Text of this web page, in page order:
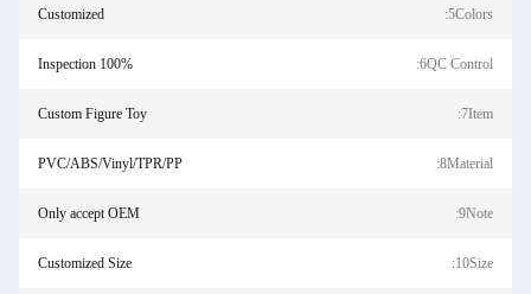
5Colors:
Customized
6QC Control:
100% Inspection
7Item:
Custom Figure Toy
8Material:
PVC/ABS/Vinyl/TPR/PP
9Note:
Only accept OEM
10Size:
Customized Size